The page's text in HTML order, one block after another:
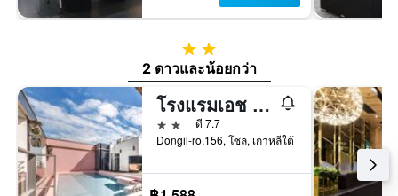
2 ดาว
2 ดาวและน้อยกว่า
โรงแรมเอช อเวนิว คอนแด
2 ดาว
ดี 7.7
Dongil-ro,156, โซล, เกาหลีใต้